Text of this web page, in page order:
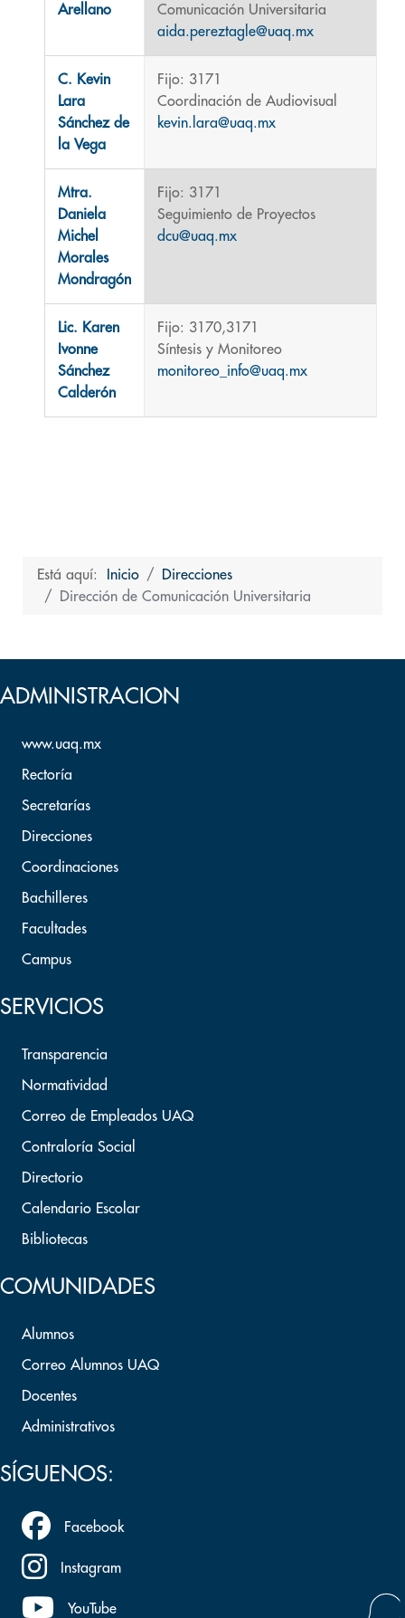
Arellano
Comunicación Universitaria
aida.pereztagle@uaq.mx
C. Kevin
Lara
Sánchez de
la Vega
Fijo: 3171
Coordinación de Audiovisual
kevin.lara@uaq.mx
Mtra.
Daniela
Michel
Morales
Mondragón
Fijo: 3171
Seguimiento de Proyectos
dcu@uaq.mx
Lic. Karen
Ivonne
Sánchez
Calderón
Fijo: 3170,3171
Síntesis y Monitoreo
monitoreo_info@uaq.mx
Está aquí: Inicio
Direcciones
Dirección de Comunicación Universitaria
ADMINISTRACION
www.uaq.mx
Rectoría
Secretarías
Direcciones
Coordinaciones
Bachilleres
Facultades
Campus
SERVICIOS
Transparencia
Normatividad
Correo de Empleados UAQ
Contraloría Social
Directorio
Calendario Escolar
Bibliotecas
COMUNIDADES
Alumnos
Correo Alumnos UAQ
Docentes
Administrativos
SÍGUENOS:
Facebook
Instagram
YouTube